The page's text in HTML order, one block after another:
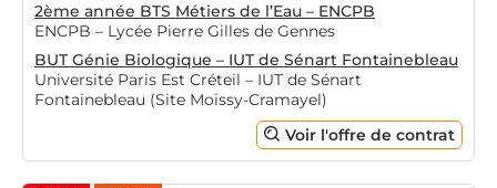
2ème année BTS Métiers de l’Eau – ENCPB
ENCPB – Lycée Pierre Gilles de Gennes
BUT Génie Biologique – IUT de Sénart Fontainebleau
Université Paris Est Créteil – IUT de Sénart
Fontainebleau (Site Moissy-Cramayel)
Voir l'offre de contrat